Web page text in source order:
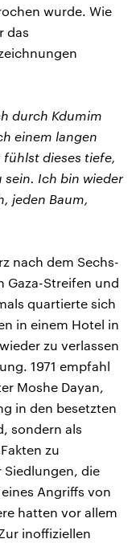
wurde. Wie
das
durch Kdumim
einem langen
dieses tiefe,
sein. Ich bin wieder
jeden Baum,
nach dem Sechs-
Gaza-Streifen und
quartierte sich
in einem Hotel in
zu verlassen
1971 empfahl
Moshe Dayan,
in den besetzten
sondern als
zu
Siedlungen, die
Angriffs von
hatten vor allem
inoffiziellen